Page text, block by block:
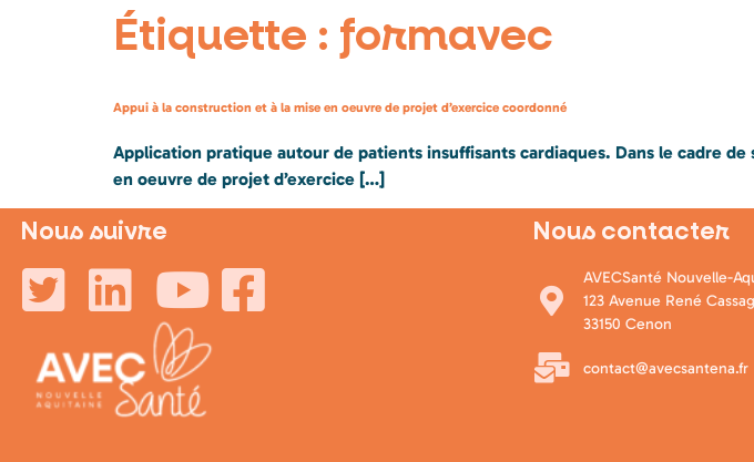
Étiquette : formavec
Appui à la construction et à la mise en oeuvre de projet d’exercice coordonné
Application pratique autour de patients insuffisants cardiaques. Dans le cadre
en oeuvre de projet d’exercice […]
Nous suivre Nous contacter
AVECSanté Nouvelle-
123 Avenue René
33150 Cenon
contact@avecsantena.fr